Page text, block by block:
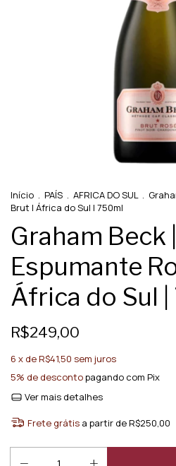
Início . PAÍS . AFRICA DO SUL .
Brut | África do Sul | 750ml
Graham Beck |
Espumante
África do Sul
R$249,00
6 x deR$41,50 sem juros
5% de descontopagando com Pix
Ver mais detalhes
Frete grátis a partir deR$250,00